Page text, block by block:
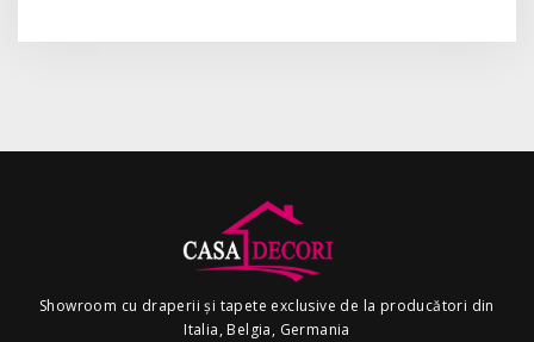
Showroom cu draperii și tapete exclusive de la producători din
Italia, Belgia, Germania